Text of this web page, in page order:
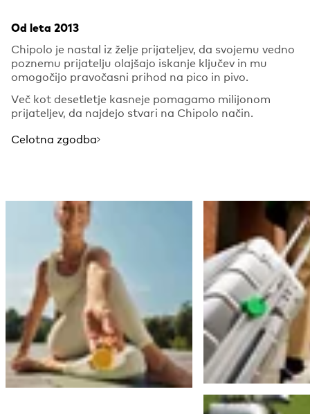
Od leta 2013
Chipolo je nastal iz želje prijateljev, da svojemu vedno
poznemu prijatelju olajšajo iskanje ključev in mu
omogočijo pravočasni prihod na pico in pivo.
Več kot desetletje kasneje pomagamo milijonom
prijateljev, da najdejo stvari na Chipolo način.
Celotna zgodba